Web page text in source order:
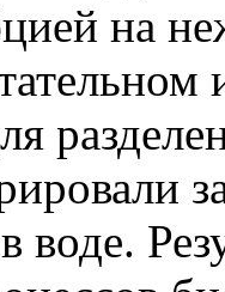
на
воде.